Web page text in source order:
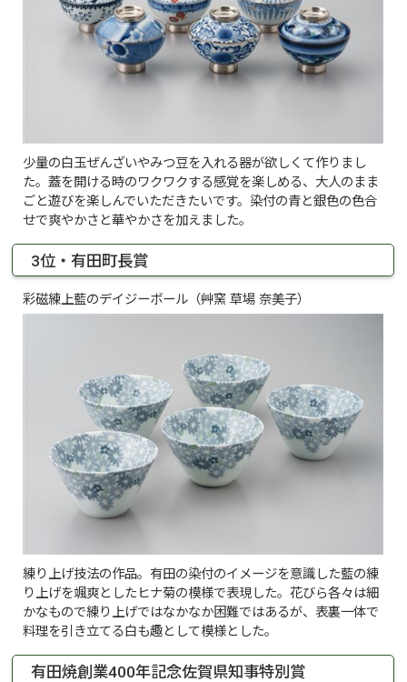
少量の白玉ぜんざいやみつ豆を入れる器が欲しくて作りまし
た。蓋を開ける時のワクワクする感覚を楽しめる、大人のまま
ごと遊びを楽しんでいただきたいです。染付の青と銀色の色合
せで爽やかさと華やかさを加えました。
3位・有田町長賞
彩磁練上藍のデイジーボール（艸窯 草場 奈美子）
練り上げ技法の作品。有田の染付のイメージを意識した藍の練
り上げを颯爽としたヒナ菊の模様で表現した。花びら各々は細
かなもので練り上げではなかなか困難ではあるが、表裏一体で
料理を引き立てる白も趣として模様とした。
有田焼創業400年記念佐賀県知事特別賞